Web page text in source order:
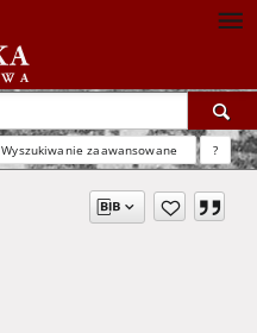
Wyszukiwanie zaawansowane ?